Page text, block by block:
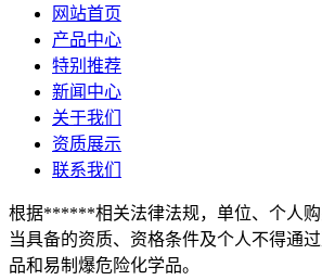
网站首页
产品中心
特别推荐
新闻中心
关于我们
资质展示
联系我们
根据******相关法律法规，单位、个人
当具备的资质、资格条件及个人不得通
品和易制爆危险化学品。